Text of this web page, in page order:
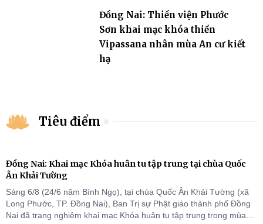
Đồng Nai: Thiền viện Phước
Sơn khai mạc khóa thiền
Vipassana nhân mùa An cư kiết
hạ
Tiêu điểm
Đồng Nai: Khai mạc Khóa huân tu tập trung tại chùa Quốc
Ân Khải Tường
Sáng 6/8 (24/6 năm Bính Ngọ), tại chùa Quốc Ân Khải Tường (xã
Long Phước, TP. Đồng Nai), Ban Trị sự Phật giáo thành phố Đồng
Nai đã trang nghiêm khai mạc Khóa huân tu tập trung trong mùa